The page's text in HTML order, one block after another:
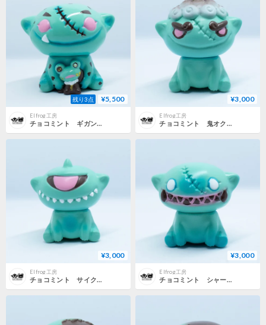
残り3点 ¥5,500
Elfrog工房
チョコミント ギガントオクタン
¥3,000
Elfrog工房
チョコミント 鬼オクタン
¥3,000
Elfrog工房
チョコミント サイクロオクタン
¥3,000
Elfrog工房
チョコミント シャークオクタン